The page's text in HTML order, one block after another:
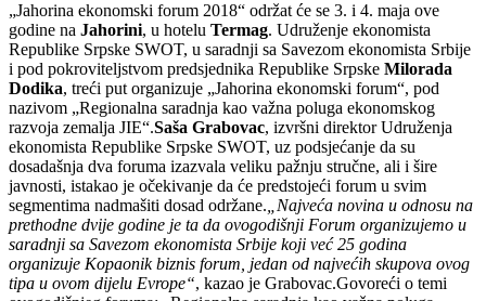
„Jahorina ekonomski forum 2018“ održat će se 3. i 4. maja ove
godine na Jahorini, u hotelu Termag. Udruženje ekonomista
Republike Srpske SWOT, u saradnji sa Savezom ekonomista Srbije
i pod pokroviteljstvom predsjednika Republike Srpske Milorada
Dodika, treći put organizuje „Jahorina ekonomski forum“, pod
nazivom „Regionalna saradnja kao važna poluga ekonomskog
razvoja zemalja JIE“.Saša Grabovac, izvršni direktor Udruženja
ekonomista Republike Srpske SWOT, uz podsjećanje da su
dosadašnja dva foruma izazvala veliku pažnju stručne, ali i šire
javnosti, istakao je očekivanje da će predstojeći forum u svim
segmentima nadmašiti dosad održane. „Najveća novina u odnosu na
prethodne dvije godine je ta da ovogodišnji Forum organizujemo u
saradnji sa Savezom ekonomista Srbije koji već 25 godina
organizuje Kopaonik biznis forum, jedan od najvećih skupova ovog
tipa u ovom dijelu Evrope“, kazao je Grabovac.Govoreći o temi